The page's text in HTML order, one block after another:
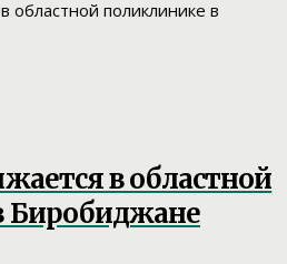
в областной
Биробиджане